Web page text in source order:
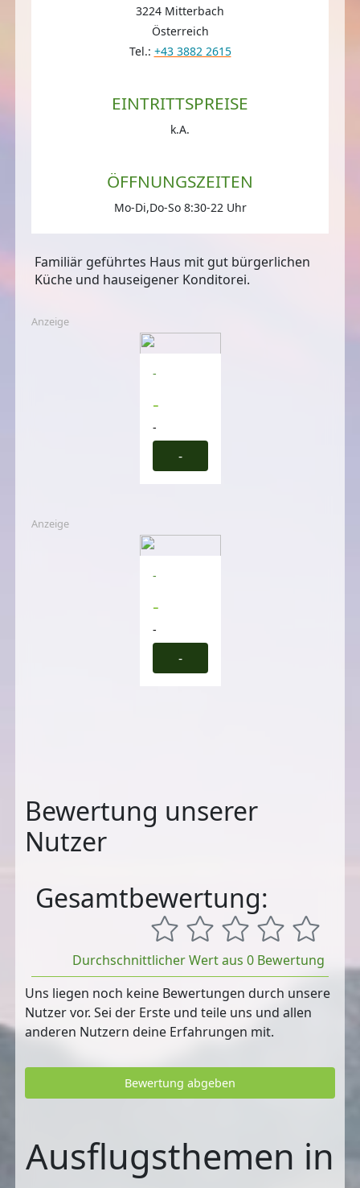
3224 Mitterbach
Österreich
Tel.: +43 3882 2615
EINTRITTSPREISE
k.A.
ÖFFNUNGSZEITEN
Mo-Di,Do-So 8:30-22 Uhr
Familiär geführtes Haus mit gut bürgerlichen
Küche und hauseigener Konditorei.
Anzeige
-
-
-
-
Anzeige
-
-
-
-
Bewertung unserer
Nutzer
Gesamtbewertung:
Durchschnittlicher Wert aus 0 Bewertung
Uns liegen noch keine Bewertungen durch unsere
Nutzer vor. Sei der Erste und teile uns und allen
anderen Nutzern deine Erfahrungen mit.
Bewertung abgeben
Ausflugsthemen in